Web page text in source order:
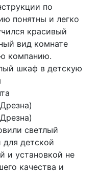
по
понятны и легко
красивый
вид комнате
компанию.
шкаф в детскую
светлый
детской
и установкой не
качества и